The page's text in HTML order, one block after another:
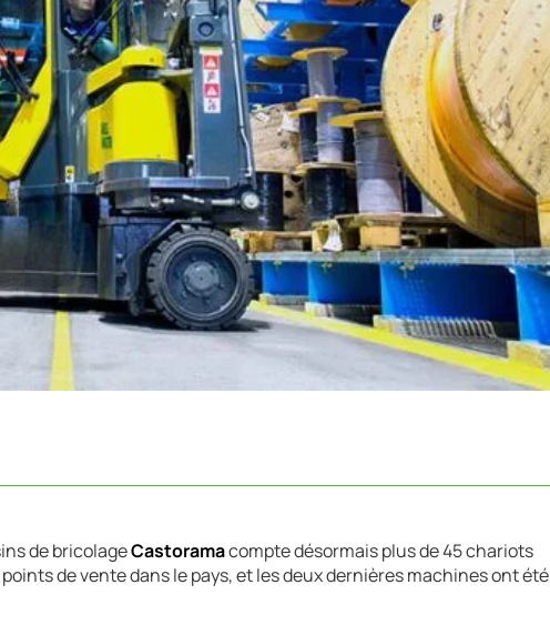
de bricolageCastoramacompte désormais plus de 45 chariots
de vente dans le pays, et les deux dernières machines ont été